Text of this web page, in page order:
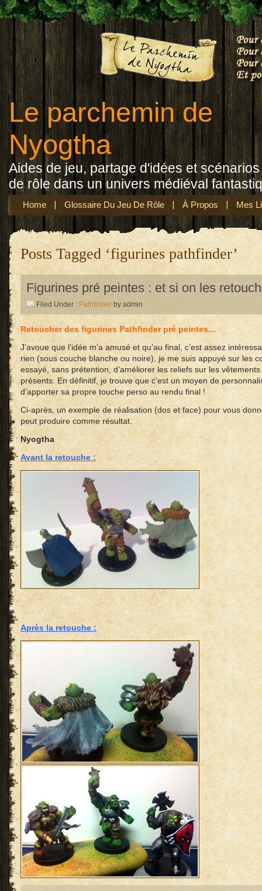
Le parchemin de
Nyogtha
Aides de jeu, partage d'idées et
de rôle dans un univers médiéval
Home Glossaire Du Jeu De Rôle À Propos Mes
Posts Tagged ‘figurines pathfinder’
Figurines pré peintes : et si on les
Filed Under : Pathfinder by admin
Retoucher des figurines Pathfinder pré peintes…
J’avoue que l’idée m’a amusé et qu’au final, c’est assez
rien (sous couche blanche ou noire), je me suis appuyé sur les
essayé, sans prétention, d’améliorer les reliefs sur les
présents. En définitif, je trouve que c’est un moyen de
d’apporter sa propre touche perso au rendu final !
Ci-après, un exemple de réalisation (dos et face) pour vous
peut produire comme résultat.
Nyogtha
Avant la retouche :
Après la retouche :